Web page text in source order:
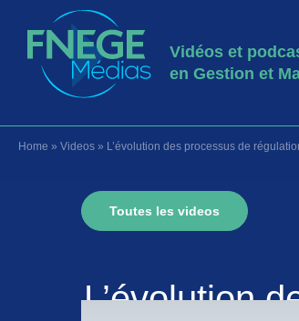
Vidéos et
en Gestion et
Home » Videos » L’évolution des processus de
Toutes les videos
L’évolution